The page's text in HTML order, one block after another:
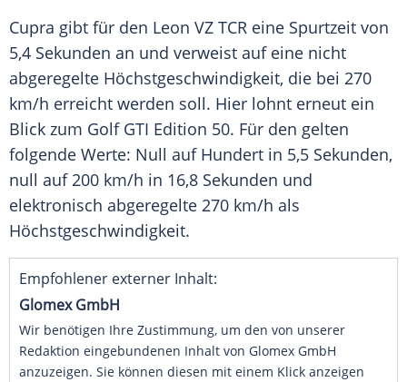
Cupra gibt für den Leon VZ TCR eine Spurtzeit von
5,4 Sekunden an und verweist auf eine nicht
abgeregelte Höchstgeschwindigkeit, die bei 270
km/h erreicht werden soll. Hier lohnt erneut ein
Blick zum Golf GTI Edition 50. Für den gelten
folgende Werte: Null auf Hundert in 5,5 Sekunden,
null auf 200 km/h in 16,8 Sekunden und
elektronisch abgeregelte 270 km/h als
Höchstgeschwindigkeit.
Empfohlener externer Inhalt:
Glomex GmbH
Wir benötigen Ihre Zustimmung, um den von unserer
Redaktion eingebundenen Inhalt von Glomex GmbH
anzuzeigen. Sie können diesen mit einem Klick anzeigen